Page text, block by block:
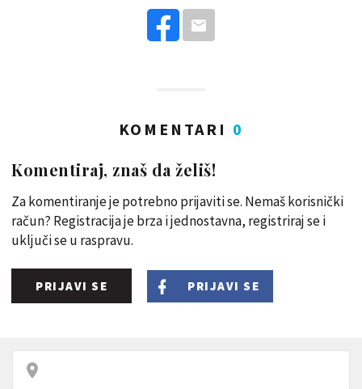
KOMENTARI 0
Komentiraj, znaš da želiš!
Za komentiranje je potrebno prijaviti se. Nemaš korisnički
račun? Registracija je brza i jednostavna, registriraj se i
uključi se u raspravu.
PRIJAVI SE PRIJAVI SE